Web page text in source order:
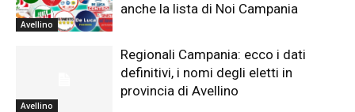
Avellino
anche la lista di Noi Campania
Avellino
Regionali Campania: ecco i dati
definitivi, i nomi degli eletti in
provincia di Avellino